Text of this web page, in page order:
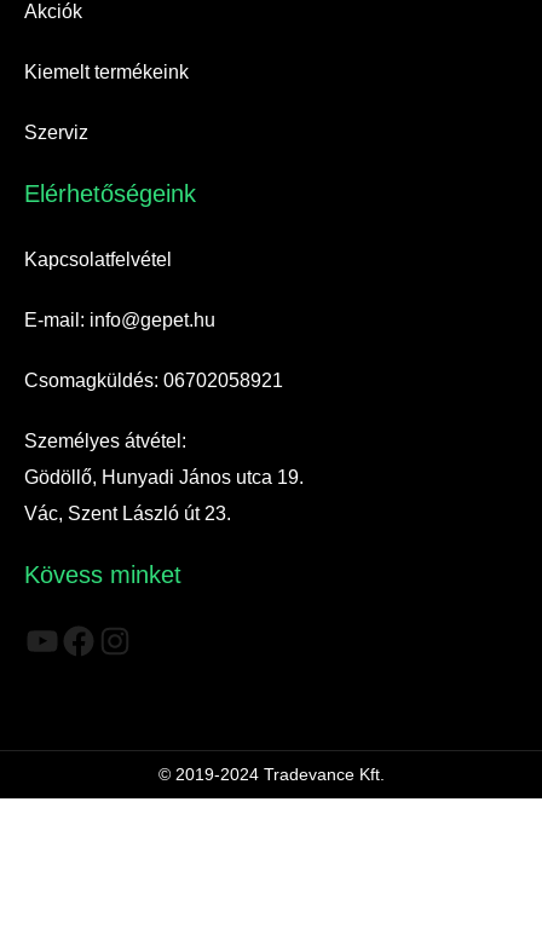
Akciók
Kiemelt termékeink
Szerviz
Elérhetőségeink​
Kapcsolatfelvétel
E-mail: info@gepet.hu
Csomagküldés: 06702058921
Személyes átvétel:
Gödöllő, Hunyadi János utca 19.
Vác, Szent László út 23.
Kövess minket
YouTube
Facebook
Instagram
© 2019-2024 Tradevance Kft.